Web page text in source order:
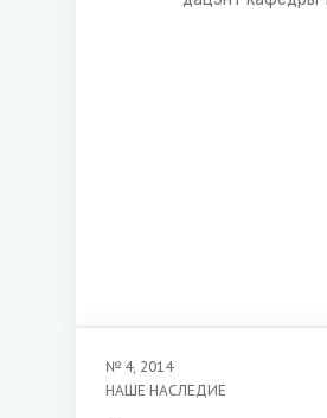
№ 4, 2014
НАШЕ НАСЛЕДИЕ